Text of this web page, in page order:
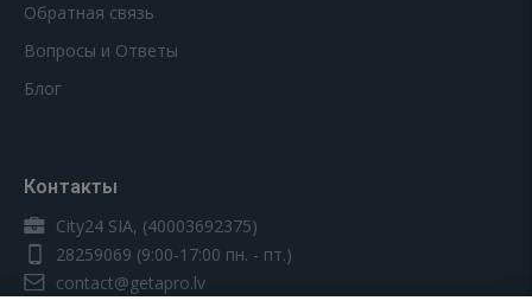
Обратная связь
Вопросы и Ответы
Блог
Контакты
City24 SIA, (40003692375)
28259069 (9:00-17:00 пн. - пт.)
contact@getapro.lv